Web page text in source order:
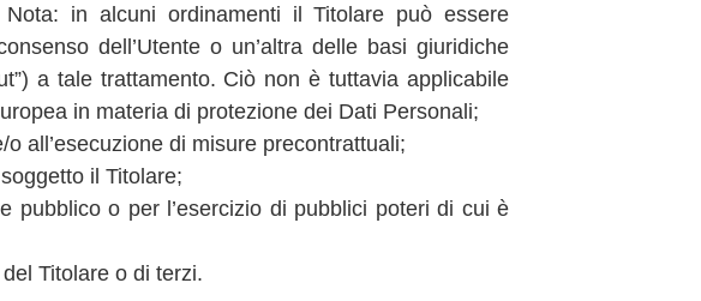
in alcuni ordinamenti il Titolare può essere
dell’Utente o un’altra delle basi giuridiche
a tale trattamento. Ciò non è tuttavia applicabile
in materia di protezione dei Dati Personali;
all’esecuzione di misure precontrattuali;
il Titolare;
pubblico o per l’esercizio di pubblici poteri di cui è
Titolare o di terzi.